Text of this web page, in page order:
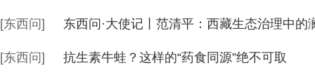
[东西问] 东西问·大使记丨范清平：西藏生态治理中的
[东西问] 抗生素牛蛙？这样的“药食同源”绝不可取